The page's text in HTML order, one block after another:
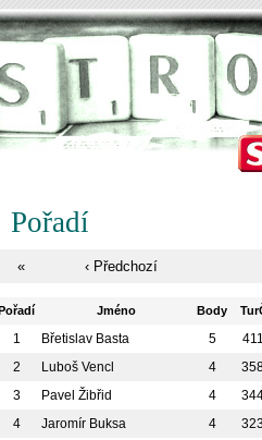
Pořadí
« ‹ Předchozí
Jméno Body
1 Břetislav Basta 5
2
Luboš Vencl 4
3
Pavel Žibřid 4
4
Jaromír Buksa 4